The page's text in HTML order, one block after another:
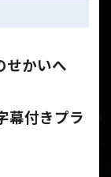
せかいへ
付きプラ